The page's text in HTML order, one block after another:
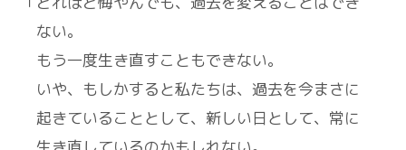
ない。
もう一度生き直すこともできない。
いや、もしかすると私たちは、過去を今まさに
起きていることとして、新しい日として、常に